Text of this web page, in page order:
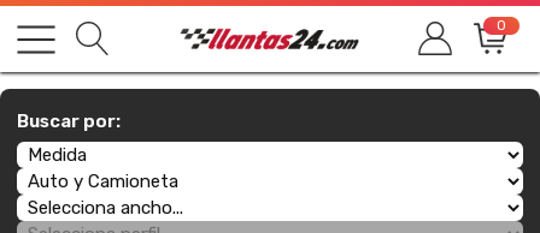
0
Buscar por: